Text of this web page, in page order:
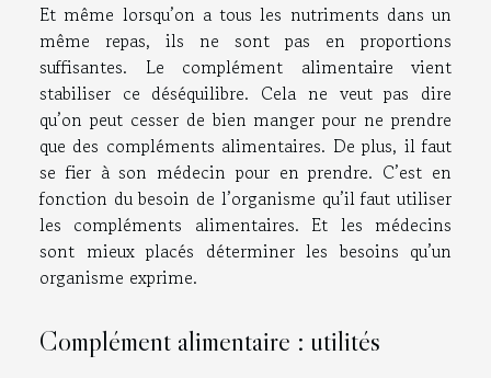
Et même lorsqu’on a tous les nutriments dans un
même repas, ils ne sont pas en proportions
suffisantes. Le complément alimentaire vient
stabiliser ce déséquilibre. Cela ne veut pas dire
qu’on peut cesser de bien manger pour ne prendre
que des compléments alimentaires. De plus, il faut
se fier à son médecin pour en prendre. C’est en
fonction du besoin de l’organisme qu’il faut utiliser
les compléments alimentaires. Et les médecins
sont mieux placés déterminer les besoins qu’un
organisme exprime.
Complément alimentaire : utilités